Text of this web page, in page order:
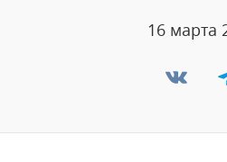
16 марта